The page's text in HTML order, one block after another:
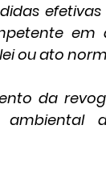
em
ou ato
da